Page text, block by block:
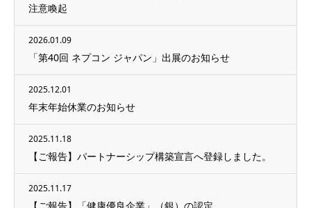
注意喚起
2026.01.09
「第40回 ネプコン ジャパン」出展のお知らせ
2025.12.01
年末年始休業のお知らせ
2025.11.18
【ご報告】パートナーシップ構築宣言へ登録しました。
2025.11.17